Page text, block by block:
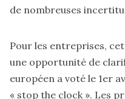
de nombreuses
Pour les entreprises,
une opportunité de
européen a voté le 1er
« stop the clock ». Les